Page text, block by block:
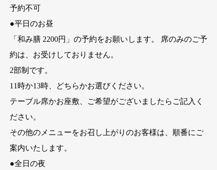
予約不可
●平日のお昼
「和み膳 2200円」の予約をお願いします。 席のみのご予
約は、お受けしておりません。
2部制です。
11時か13時、どちらかお選びください。
テーブル席かお座敷、ご希望がございましたらご記入く
ださい。
その他のメニューをお召し上がりのお客様は、順番にご
案内いたします。
●全日の夜